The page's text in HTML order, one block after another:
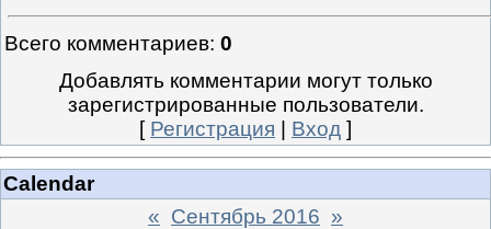
Всего комментариев: 0
Добавлять комментарии могут только
зарегистрированные пользователи.
[ Регистрация Вход ]
Calendar
« Сентябрь 2016 »